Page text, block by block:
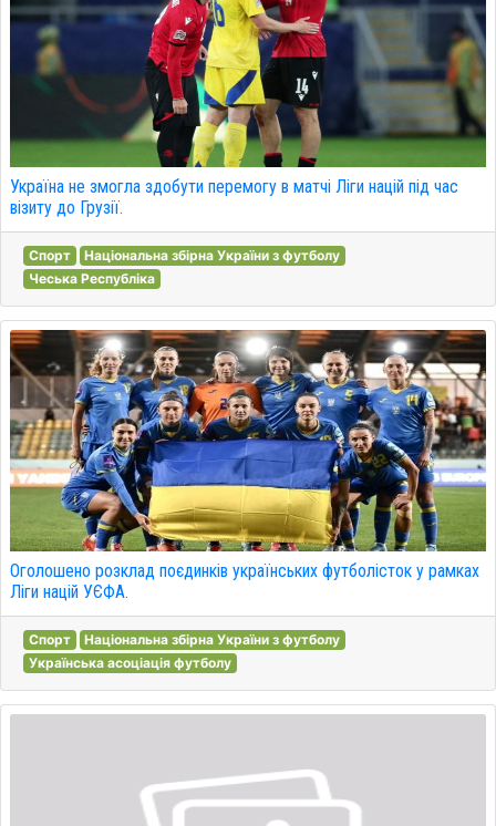
Україна не змогла здобути перемогу в матчі Ліги націй під час
візиту до Грузії.
Спорт
Національна збірна України з футболу
Чеська Республіка
Оголошено розклад поєдинків українських футболісток у рамках
Ліги націй УЄФА.
Спорт
Національна збірна України з футболу
Українська асоціація футболу